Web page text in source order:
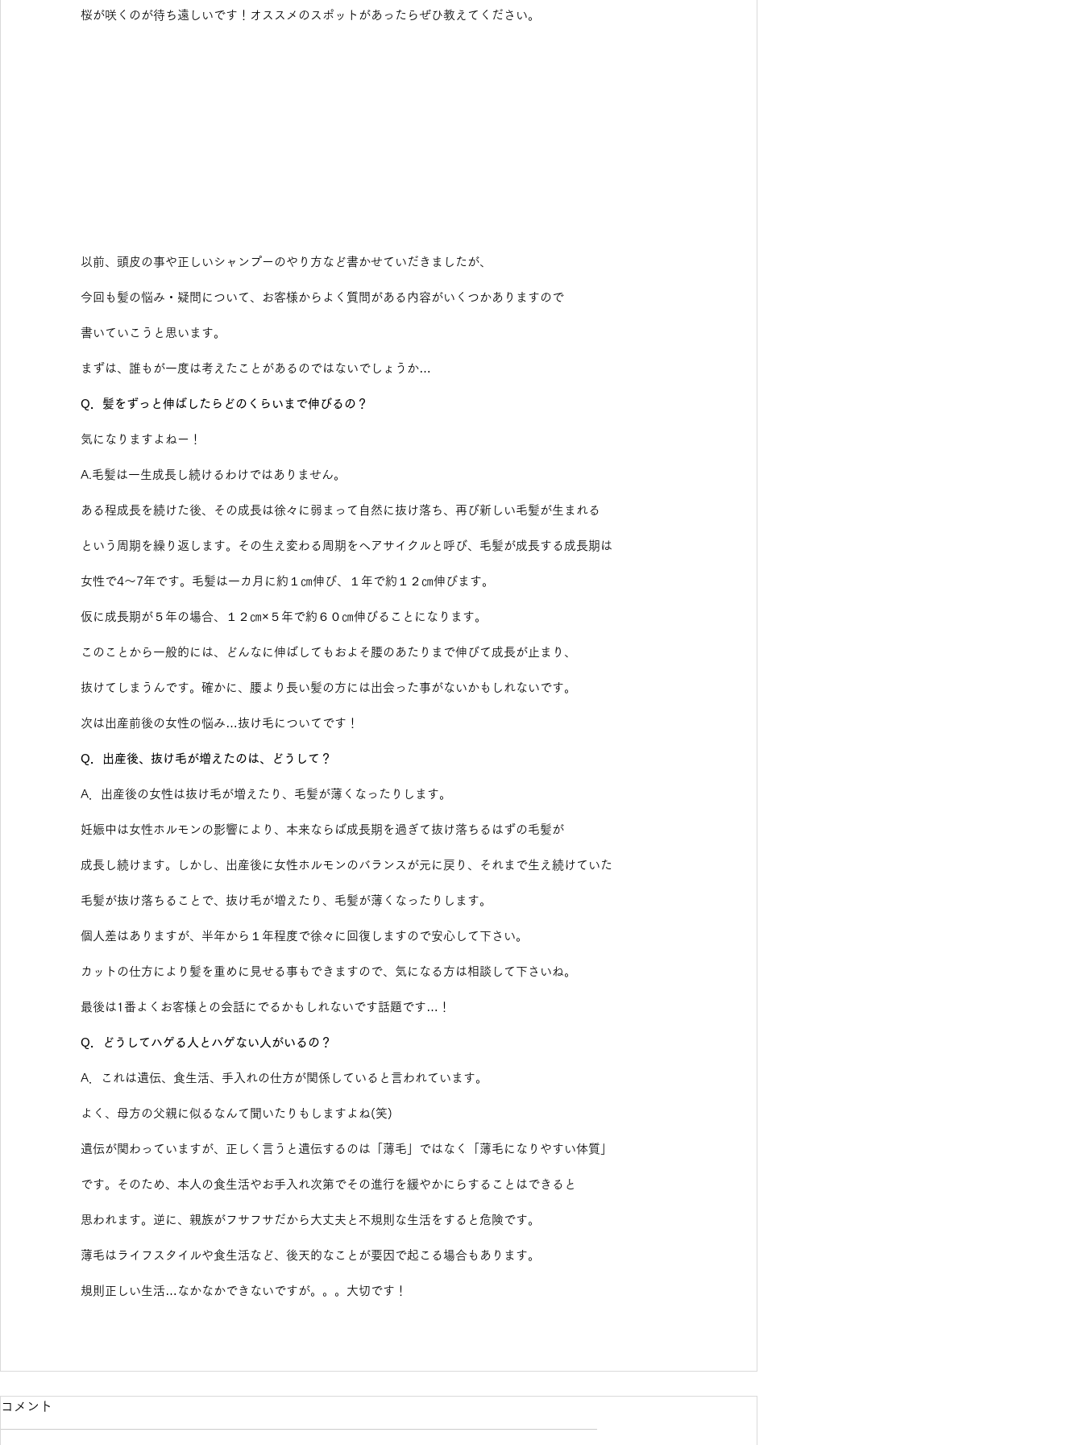
桜が咲くのが待ち遠しいです！オススメのスポットがあったらぜひ教えてください。
以前、頭皮の事や正しいシャンプーのやり方など書かせていだきましたが、
今回も髪の悩み・疑問について、お客様からよく質問がある内容がいくつかありますので
書いていこうと思います。
まずは、誰もが一度は考えたことがあるのではないでしょうか…
Q．髪をずっと伸ばしたらどのくらいまで伸びるの？
気になりますよねー！
A.毛髪は一生成長し続けるわけではありません。
ある程成長を続けた後、その成長は徐々に弱まって自然に抜け落ち、再び新しい毛髪が生まれる
という周期を繰り返します。その生え変わる周期をヘアサイクルと呼び、毛髪が成長する成長期は
女性で4～7年です。毛髪は一カ月に約１㎝伸び、１年で約１２㎝伸びます。
仮に成長期が５年の場合、１２㎝×５年で約６０㎝伸びることになります。
このことから一般的には、どんなに伸ばしてもおよそ腰のあたりまで伸びて成長が止まり、
抜けてしまうんです。確かに、腰より長い髪の方には出会った事がないかもしれないです。
次は出産前後の女性の悩み…抜け毛についてです！
Q．出産後、抜け毛が増えたのは、どうして？
A．出産後の女性は抜け毛が増えたり、毛髪が薄くなったりします。
妊娠中は女性ホルモンの影響により、本来ならば成長期を過ぎて抜け落ちるはずの毛髪が
成長し続けます。しかし、出産後に女性ホルモンのバランスが元に戻り、それまで生え続けていた
毛髪が抜け落ちることで、抜け毛が増えたり、毛髪が薄くなったりします。
個人差はありますが、半年から１年程度で徐々に回復しますので安心して下さい。
カットの仕方により髪を重めに見せる事もできますので、気になる方は相談して下さいね。
最後は1番よくお客様との会話にでるかもしれないです話題です…！
Q．どうしてハゲる人とハゲない人がいるの？
A．これは遺伝、食生活、手入れの仕方が関係していると言われています。
よく、母方の父親に似るなんて聞いたりもしますよね(笑)
遺伝が関わっていますが、正しく言うと遺伝するのは「薄毛」ではなく「薄毛になりやすい体質」
です。そのため、本人の食生活やお手入れ次第でその進行を緩やかにらすることはできると
思われます。逆に、親族がフサフサだから大丈夫と不規則な生活をすると危険です。
薄毛はライフスタイルや食生活など、後天的なことが要因で起こる場合もあります。
規則正しい生活…なかなかできないですが。。。大切です！
コメント